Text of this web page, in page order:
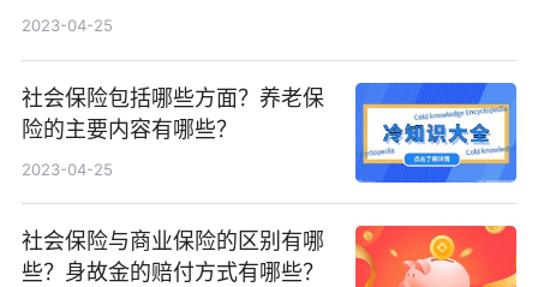
2023-04-25
社会保险包括哪些方面？养老保
险的主要内容有哪些？
2023-04-25
社会保险与商业保险的区别有哪
些？身故金的赔付方式有哪些？